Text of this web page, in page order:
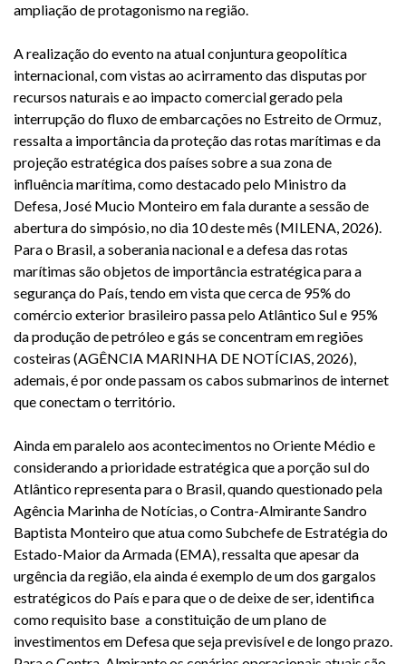
ampliação de protagonismo na região.
A realização do evento na atual conjuntura geopolítica
internacional, com vistas ao acirramento das disputas por
recursos naturais e ao impacto comercial gerado pela
interrupção do fluxo de embarcações no Estreito de Ormuz,
ressalta a importância da proteção das rotas marítimas e da
projeção estratégica dos países sobre a sua zona de
influência marítima, como destacado pelo Ministro da
Defesa, José Mucio Monteiro em fala durante a sessão de
abertura do simpósio, no dia 10 deste mês (MILENA, 2026).
Para o Brasil, a soberania nacional e a defesa das rotas
marítimas são objetos de importância estratégica para a
segurança do País, tendo em vista que cerca de 95% do
comércio exterior brasileiro passa pelo Atlântico Sul e 95%
da produção de petróleo e gás se concentram em regiões
costeiras (AGÊNCIA MARINHA DE NOTÍCIAS, 2026),
ademais, é por onde passam os cabos submarinos de internet
que conectam o território.
Ainda em paralelo aos acontecimentos no Oriente Médio e
considerando a prioridade estratégica que a porção sul do
Atlântico representa para o Brasil, quando questionado pela
Agência Marinha de Notícias, o Contra-Almirante Sandro
Baptista Monteiro que atua como Subchefe de Estratégia do
Estado-Maior da Armada (EMA), ressalta que apesar da
urgência da região, ela ainda é exemplo de um dos gargalos
estratégicos do País e para que o de deixe de ser, identifica
como requisito base a constituição de um plano de
investimentos em Defesa que seja previsível e de longo prazo.